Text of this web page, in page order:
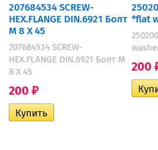
207684534 SCREW-
HEX.FLANGE DIN.6921 Болт
M 8 X 45
207684534 SCREW-
HEX.FLANGE DIN.6921 Болт M
8 X 45
200 ₽
*flat
200